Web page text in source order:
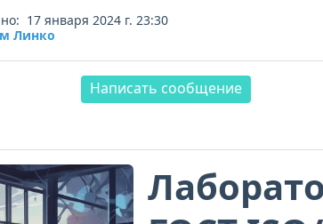
17 января 2024 г. 23:30
Линко
Написать сообщение